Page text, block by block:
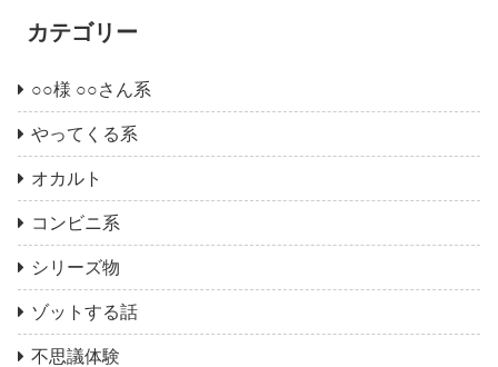
カテゴリー
○○様 ○○さん系
やってくる系
オカルト
コンビニ系
シリーズ物
ゾットする話
不思議体験